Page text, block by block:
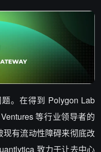
。在得到 Polygon Lab
等行业领导者的
有流动性障碍来彻底改
致力于让去中心